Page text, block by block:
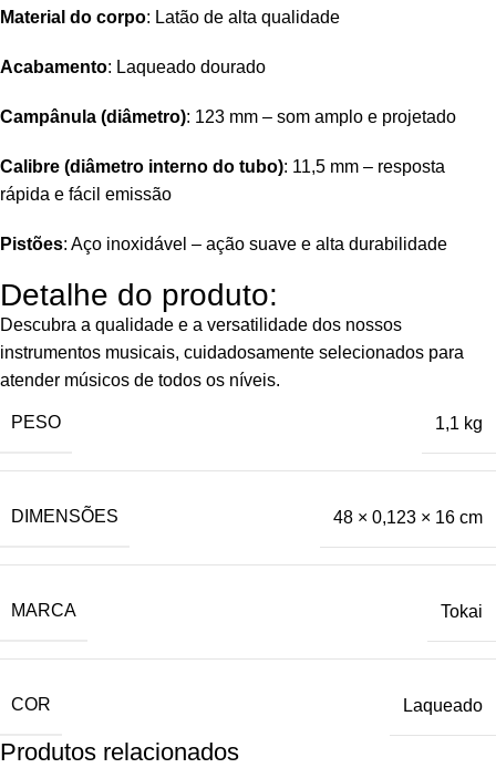
Material do corpo: Latão de alta qualidade
Acabamento: Laqueado dourado
Campânula (diâmetro): 123 mm – som amplo e projetado
Calibre (diâmetro interno do tubo): 11,5 mm – resposta
rápida e fácil emissão
Pistões: Aço inoxidável – ação suave e alta durabilidade
Detalhe do produto:
Descubra a qualidade e a versatilidade dos nossos
instrumentos musicais, cuidadosamente selecionados para
atender músicos de todos os níveis.
PESO 1,1 kg
DIMENSÕES 48 × 0,123 × 16 cm
MARCA Tokai
COR Laqueado
Produtos relacionados